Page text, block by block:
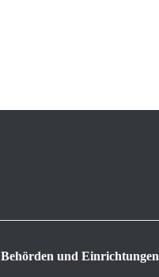
Behörden und Einrichtungen